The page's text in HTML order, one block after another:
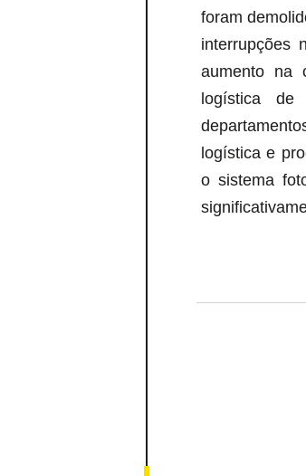
foram
interrupções
aumento na
logística de
logística e
o sistema